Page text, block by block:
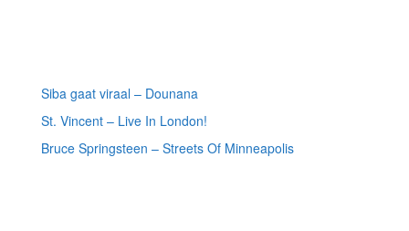
Siba gaat viraal – Dounana
St. Vincent – Live In London!
Bruce Springsteen – Streets Of Minneapolis